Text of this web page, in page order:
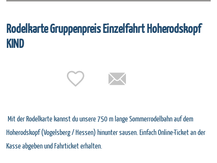
Rodelkarte Gruppenpreis Einzelfahrt Hoherodskopf
KIND
Mit der Rodelkarte kannst du unsere 750 m lange Sommerrodelbahn auf dem
Hoherodskopf (Vogelsberg / Hessen) hinunter sausen. Einfach Online-Ticket an der
Kasse abgeben und Fahrticket erhalten.